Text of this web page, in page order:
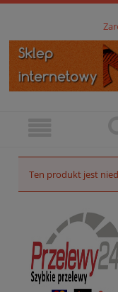
Ten produkt jest